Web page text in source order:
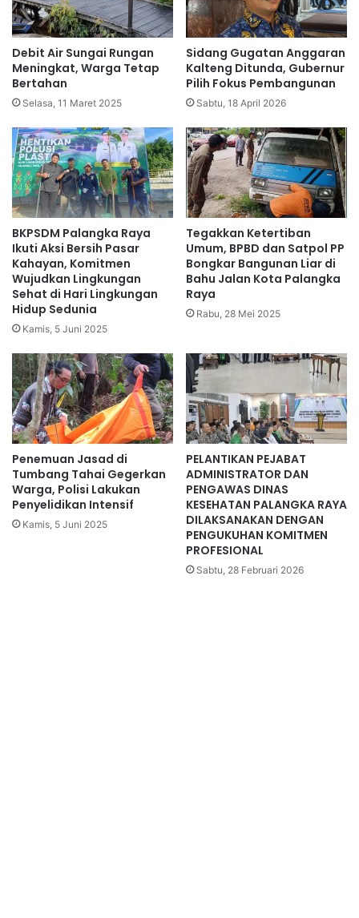
Debit Air Sungai Rungan
Meningkat, Warga Tetap
Bertahan
Selasa, 11 Maret 2025
Sidang Gugatan Anggaran
Kalteng Ditunda, Gubernur
Pilih Fokus Pembangunan
Sabtu, 18 April 2026
BKPSDM Palangka Raya
Ikuti Aksi Bersih Pasar
Kahayan, Komitmen
Wujudkan Lingkungan
Sehat di Hari Lingkungan
Hidup Sedunia
Kamis, 5 Juni 2025
Tegakkan Ketertiban
Umum, BPBD dan Satpol PP
Bongkar Bangunan Liar di
Bahu Jalan Kota Palangka
Raya
Rabu, 28 Mei 2025
Penemuan Jasad di
Tumbang Tahai Gegerkan
Warga, Polisi Lakukan
Penyelidikan Intensif
Kamis, 5 Juni 2025
PELANTIKAN PEJABAT
ADMINISTRATOR DAN
PENGAWAS DINAS
KESEHATAN PALANGKA RAYA
DILAKSANAKAN DENGAN
PENGUKUHAN KOMITMEN
PROFESIONAL
Sabtu, 28 Februari 2026